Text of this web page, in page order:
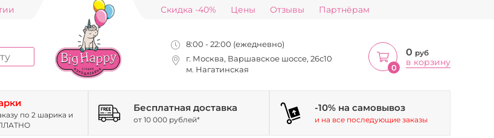
Скидка -40% Цены Отзывы Партнёрам
8:00 - 22:00 (ежедневно)
г. Москва, Варшавское шоссе, 26с10
м. Нагатинская
0
0 руб
в корзину
по 2 шарика и
Бесплатная доставка
от 10 000 рублей*
-10% на самовывоз
и на все последующие заказы